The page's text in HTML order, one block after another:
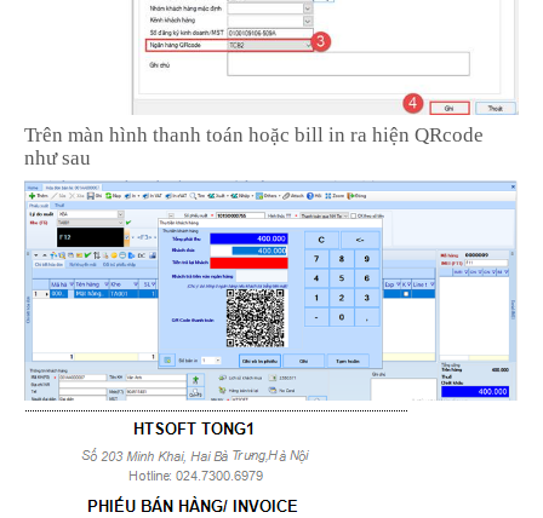
Trên màn hình thanh toán hoặc bill in ra hiện QRcode
như sau